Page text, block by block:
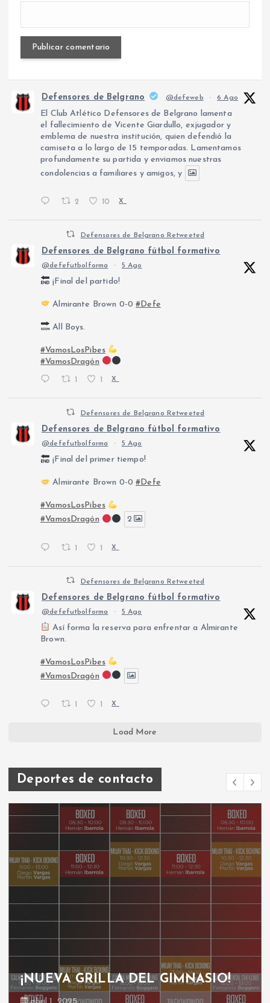
Defensores de Belgrano @defeweb · 6 Ago
El Club Atlético Defensores de Belgrano lamenta
el fallecimiento de Vicente Giardullo, exjugador y
emblema de nuestra institución, quien defendió la
camiseta a lo largo de 15 temporadas. Lamentamos
profundamente su partida y enviamos nuestras
condolencias a familiares y amigos, y
2 10 X
Defensores de Belgrano Retweeted
Defensores de Belgrano fútbol formativo
@defefutbolforma · 5 Ago
¡Final del partido!
Almirante Brown 0-0#Defe
All Boys.
#VamosLosPibes
#VamosDragón
X
Defensores de Belgrano Retweeted
Defensores de Belgrano fútbol formativo
@defefutbolforma · 5 Ago
¡Final del primer tiempo!
Almirante Brown 0-0#Defe
#VamosLosPibes
#VamosDragón
2
1 1 X
Defensores de Belgrano Retweeted
Defensores de Belgrano fútbol formativo
@defefutbolforma · 5 Ago
Así forma la reserva para enfrentar a Almirante
Brown.
#VamosLosPibes
#VamosDragón
X
Load More
Deportes de contacto
¡NUEVA GRILLA DEL GIMNASIO!